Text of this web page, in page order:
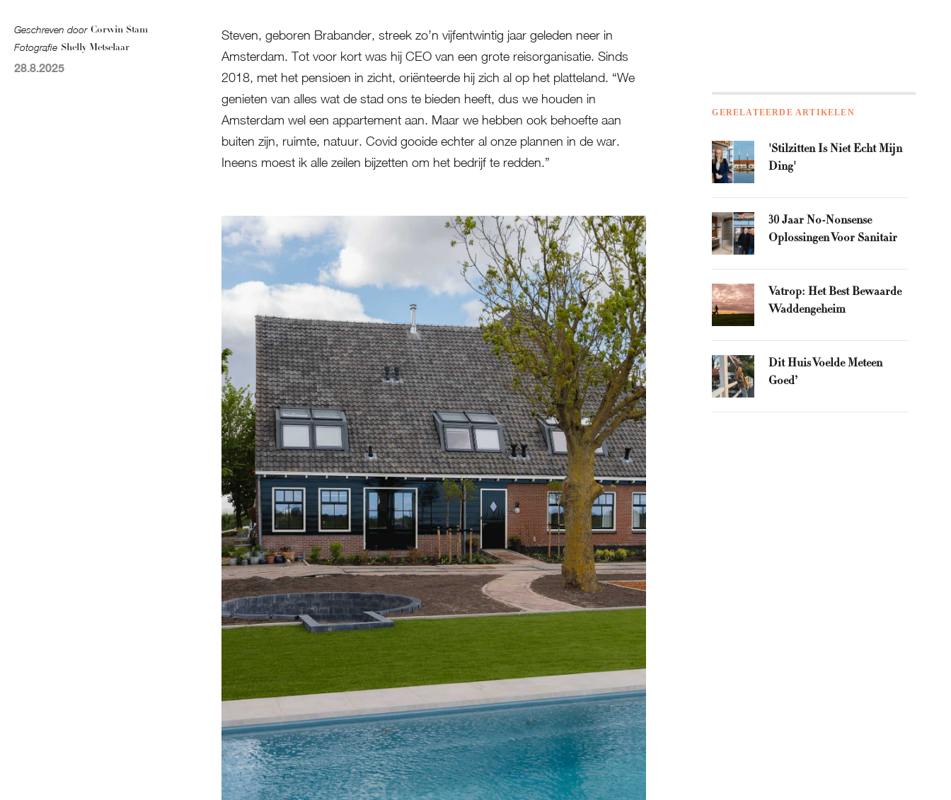
Geschreven door Corwin Stam
Fotografie Shelly Metselaar
28.8.2025
Steven, geboren Brabander, streek zo’n vijfentwintig jaar geleden neer in
Amsterdam. Tot voor kort was hij CEO van een grote reisorganisatie. Sinds
2018, met het pensioen in zicht, oriënteerde hij zich al op het platteland. “We
genieten van alles wat de stad ons te bieden heeft, dus we houden in
Amsterdam wel een appartement aan. Maar we hebben ook behoefte aan
buiten zijn, ruimte, natuur. Covid gooide echter al onze plannen in de war.
Ineens moest ik alle zeilen bijzetten om het bedrijf te redden.”
GERELATEERDE ARTIKELEN
'Stilzitten Is Niet Echt Mijn
Ding'
30 Jaar No-Nonsense
Oplossingen Voor Sanitair
Vatrop: Het Best Bewaarde
Waddengeheim
Dit Huis Voelde Meteen
Goed’